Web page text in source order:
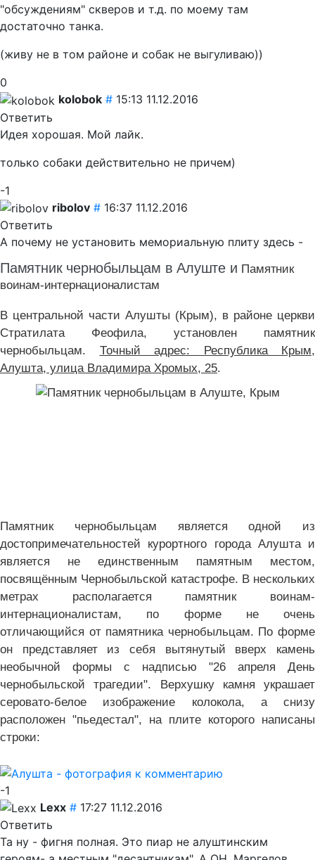
"обсуждениям" скверов и т.д. по моему там
достаточно танка.
(живу не в том районе и собак не выгуливаю))
0
kolobok # 15:13 11.12.2016
Ответить
Идея хорошая. Мой лайк.
только собаки действительно не причем)
-1
ribolov # 16:37 11.12.2016
Ответить
А почему не установить мемориальную плиту здесь -
Памятник чернобыльцам в Алуште и Памятник
воинам-интернационалистам
В центральной части Алушты (Крым), в районе церкви
Стратилата Феофила, установлен памятник
чернобыльцам. Точный адрес: Республика Крым,
Алушта, улица Владимира Хромых, 25.
Памятник чернобыльцам является одной из
достопримечательностей курортного города Алушта и
является не единственным памятным местом,
посвящённым Чернобыльской катастрофе. В нескольких
метрах располагается памятник воинам-
интернационалистам, по форме не очень
отличающийся от памятника чернобыльцам. По форме
он представляет из себя вытянутый вверх камень
необычной формы с надписью "26 апреля День
чернобыльской трагедии". Верхушку камня украшает
серовато-белое изображение колокола, а снизу
расположен "пьедестал", на плите которого написаны
строки:
-1
Lexx # 17:27 11.12.2016
Ответить
Та ну - фигня полная. Это пиар не алуштинским